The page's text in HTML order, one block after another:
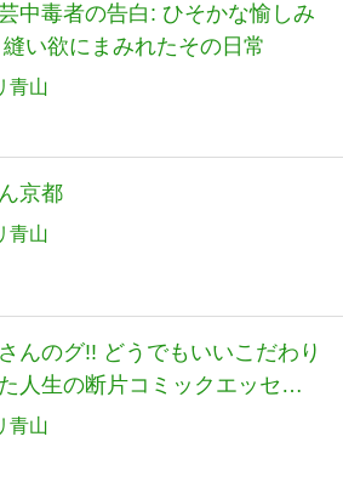
中毒者の告白: ひそかな愉しみ
縫い欲にまみれたその日常
青山
京都
青山
んのグ!! どうでもいいこだわり
人生の断片コミックエッセイ
ファクトリーのコミックエッ
青山